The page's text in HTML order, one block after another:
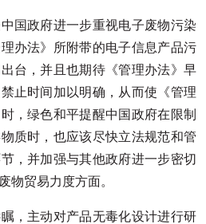
国政府进一步重视电子废物污染
办法》所附带的电子信息产品污
台，并且也期待《管理办法》早
止时间加以明确，从而使《管理
，绿色和平提醒中国政府在限制
质时，也应该尽快立法规范和管
，并加强与其他政府进一步密切
物贸易力度方面。
，主动对产品无毒化设计进行研